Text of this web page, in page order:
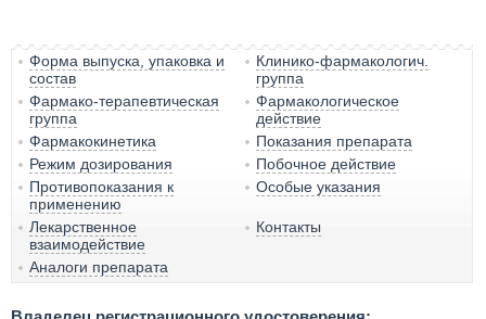
Форма выпуска, упаковка и
состав
Клинико-фармакологич.
группа
Фармако-терапевтическая
группа
Фармакологическое
действие
Фармакокинетика
Показания препарата
Режим дозирования
Побочное действие
Противопоказания к
применению
Особые указания
Лекарственное
взаимодействие
Контакты
Аналоги препарата